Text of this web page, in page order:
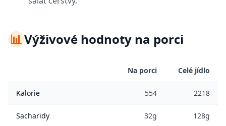
📊Výživové hodnoty na porci
Na porci Celé jídlo
Kalorie 554 2218
Sacharidy 32g 128g